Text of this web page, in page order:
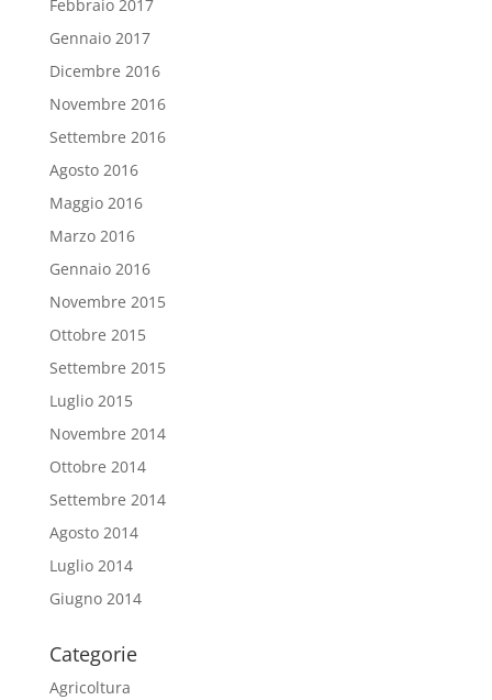
Febbraio 2017
Gennaio 2017
Dicembre 2016
Novembre 2016
Settembre 2016
Agosto 2016
Maggio 2016
Marzo 2016
Gennaio 2016
Novembre 2015
Ottobre 2015
Settembre 2015
Luglio 2015
Novembre 2014
Ottobre 2014
Settembre 2014
Agosto 2014
Luglio 2014
Giugno 2014
Categorie
Agricoltura